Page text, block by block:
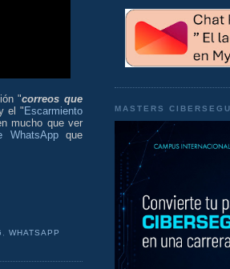
"correos que
el " Escarmiento
mucho que ver
WhatsAppque
, WHATSAPP
MASTERS